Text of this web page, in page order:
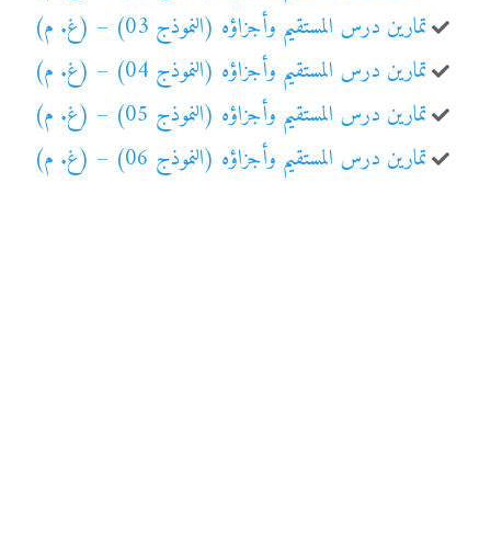
تمارين درس المستقيم وأجزاؤه (النموذج 03) – (غ. م)
تمارين درس المستقيم وأجزاؤه (النموذج 04) – (غ. م)
تمارين درس المستقيم وأجزاؤه (النموذج 05) – (غ. م)
تمارين درس المستقيم وأجزاؤه (النموذج 06) – (غ. م)